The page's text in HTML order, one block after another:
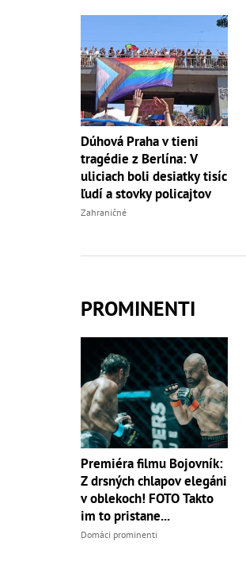
Dúhová Praha v tieni
tragédie z Berlína: V
uliciach boli desiatky tisíc
ľudí a stovky policajtov
Zahraničné
PROMINENTI
Premiéra filmu Bojovník:
Z drsných chlapov elegáni
v oblekoch! FOTO Takto
im to pristane...
Domáci prominenti